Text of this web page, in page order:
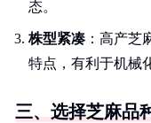
态。
株型紧凑 ：高产芝
特点，有利于机械
三、选择芝麻品